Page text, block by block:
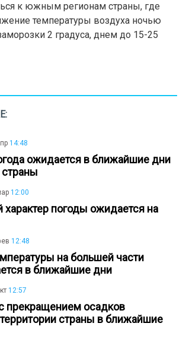
к южным регионам страны, где
температуры воздуха ночью
2 градуса, днем до 15-25
14:48
ожидается в ближайшие дни
страны
12:00
погоды ожидается на
12:48
на большей части
в ближайшие дни
12:57
прекращением осадков
страны в ближайшие